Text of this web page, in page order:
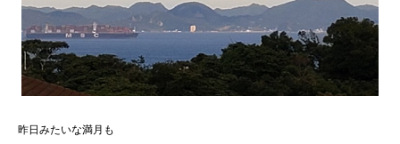
昨日みたいな満月も